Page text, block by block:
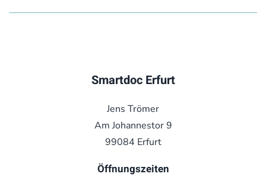
Smartdoc Erfurt
Jens Trömer
Am Johannestor 9
99084 Erfurt
Öffnungszeiten